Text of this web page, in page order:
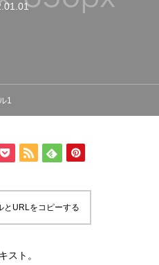
1
とURLをコピーする
スト。